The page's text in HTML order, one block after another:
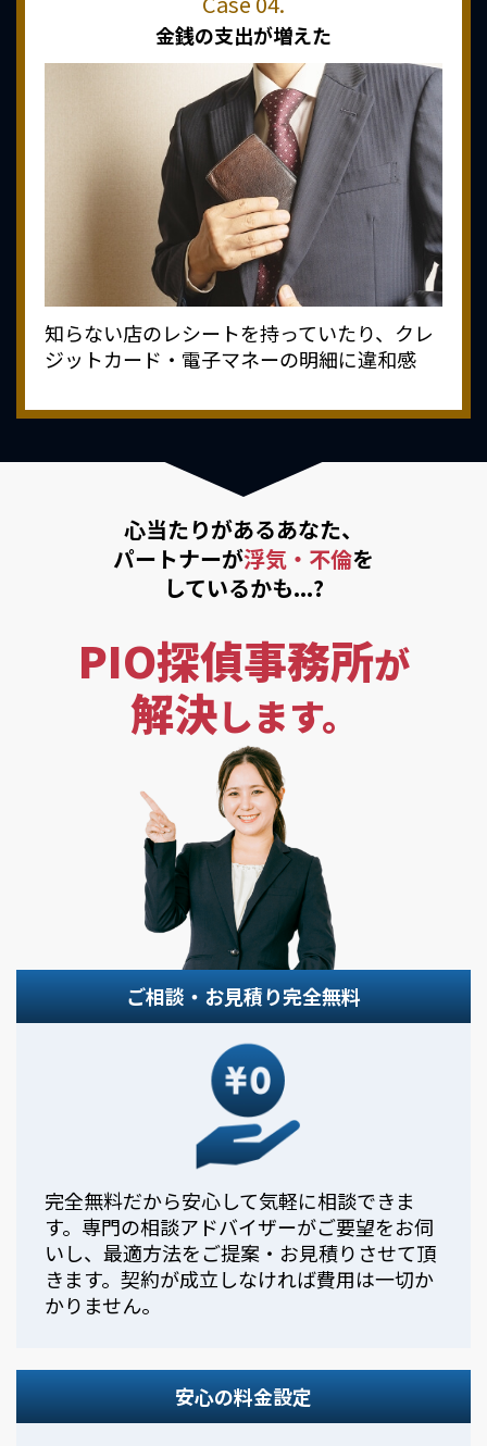
金銭の支出が増えた
知らない店のレシートを持っていたり、クレ
ジットカード・電子マネーの明細に違和感
心当たりがあるあなた、
パートナーが浮気・不倫を
しているかも...?
PIO探偵事務所が
解決します。
ご相談・お見積り完全無料
完全無料だから安心して気軽に相談できま
す。専門の相談アドバイザーがご要望をお伺
いし、最適方法をご提案・お見積りさせて頂
きます。契約が成立しなければ費用は一切か
かりません。
安心の料金設定